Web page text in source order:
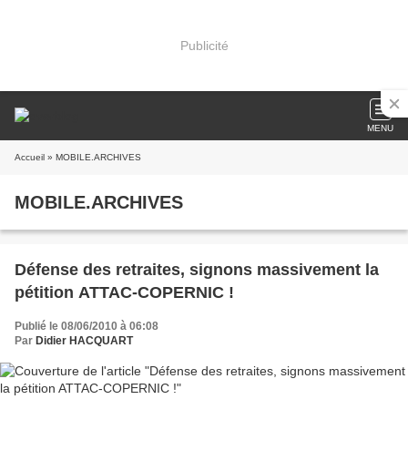
Publicité
MENU
Accueil » MOBILE.ARCHIVES
MOBILE.ARCHIVES
Défense des retraites, signons massivement la
pétition ATTAC-COPERNIC !
Publié le 08/06/2010 à 06:08
Par Didier HACQUART